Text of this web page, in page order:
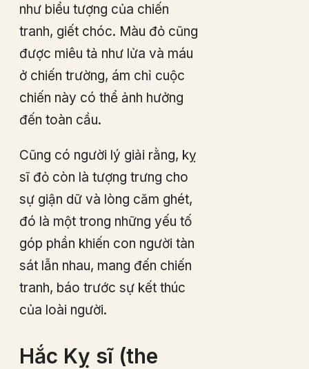
như biểu tượng của chiến
tranh, giết chóc. Màu đỏ cũng
được miêu tả như lửa và máu
ở chiến trường, ám chỉ cuộc
chiến này có thể ảnh hưởng
đến toàn cầu.
Cũng có người lý giải rằng, kỵ
sĩ đỏ còn là tượng trưng cho
sự giận dữ và lòng căm ghét,
đó là một trong những yếu tố
góp phần khiến con người tàn
sát lẫn nhau, mang đến chiến
tranh, báo trước sự kết thúc
của loài người.
Hắc Kỵ sĩ (the